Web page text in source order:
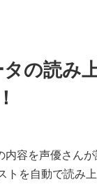
の読み
容を声優さん
を自動で読み